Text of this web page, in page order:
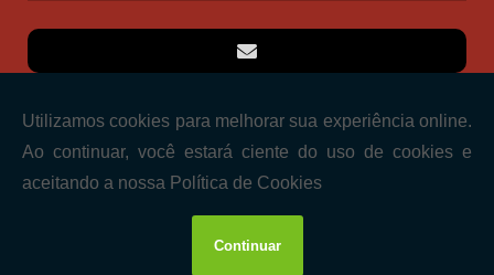
Copyright © SPOT LIGHT. (Lei 9610 de 19/02/1998)
W3C